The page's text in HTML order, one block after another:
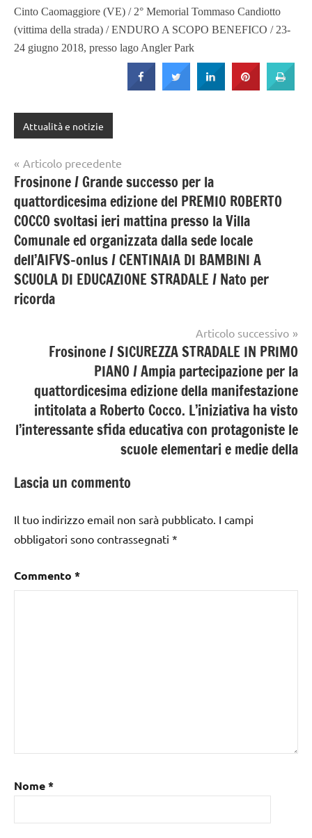
Cinto Caomaggiore (VE) / 2° Memorial Tommaso Candiotto
(vittima della strada) / ENDURO A SCOPO BENEFICO / 23-
24 giugno 2018, presso lago Angler Park
Attualità e notizie
Navigazione
articoli
Articolo precedente
Frosinone / Grande successo per la
quattordicesima edizione del PREMIO ROBERTO
COCCO svoltasi ieri mattina presso la Villa
Comunale ed organizzata dalla sede locale
dell’AIFVS-onlus / CENTINAIA DI BAMBINI A
SCUOLA DI EDUCAZIONE STRADALE / Nato per
ricorda
Articolo successivo
Frosinone / SICUREZZA STRADALE IN PRIMO
PIANO / Ampia partecipazione per la
quattordicesima edizione della manifestazione
intitolata a Roberto Cocco. L’iniziativa ha visto
l’interessante sfida educativa con protagoniste le
scuole elementari e medie della
Lascia un commento
Il tuo indirizzo email non sarà pubblicato. I campi
obbligatori sono contrassegnati *
Commento *
Nome*